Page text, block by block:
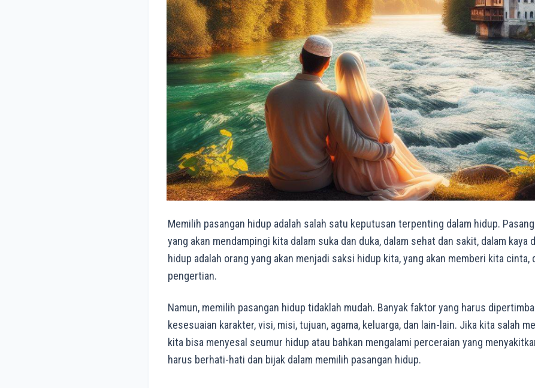
Memilih pasangan hidup adalah salah satu keputusan terpenting dalam hidup.
yang akan mendampingi kita dalam suka dan duka, dalam sehat dan sakit, dalam kaya
hidup adalah orang yang akan menjadi saksi hidup kita, yang akan memberi kita cinta,
pengertian.
Namun, memilih pasangan hidup tidaklah mudah. Banyak faktor yang harus
kesesuaian karakter, visi, misi, tujuan, agama, keluarga, dan lain-lain. Jika kita salah
kita bisa menyesal seumur hidup atau bahkan mengalami perceraian yang
harus berhati-hati dan bijak dalam memilih pasangan hidup.